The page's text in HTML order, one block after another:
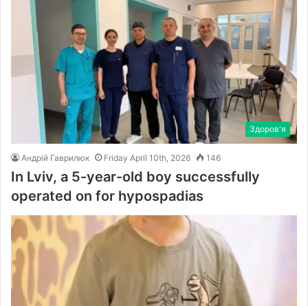
Здоров'я
Андрій Гаврилюк Friday April 10th, 2026 146
In Lviv, a 5-year-old boy successfully
operated on for hypospadias